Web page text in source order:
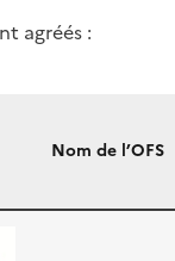
agréés :
Nom de l’OFS